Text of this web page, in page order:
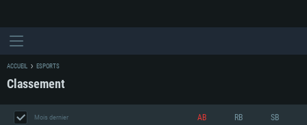
ACCUEIL ESPORTS
Classement
Mois dernier AB RB SB